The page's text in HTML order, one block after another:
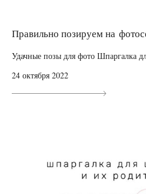
Правильно позируем на
Удачные позы для фото Шпаргалка
24 октября 2022